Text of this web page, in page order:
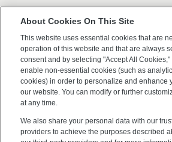
US Trademarks
Terms of Use
Privacy
Cookie Policy
Accessibility
About Cookies On This Site
This website uses essential cookies that are
operation of this website and that are always
consent and by selecting "Accept All
enable non-essential cookies (such as
cookies) in order to personalize and enhance
our website. You can modify or further
at any time.
We also share your personal data with our
providers to achieve the purposes described